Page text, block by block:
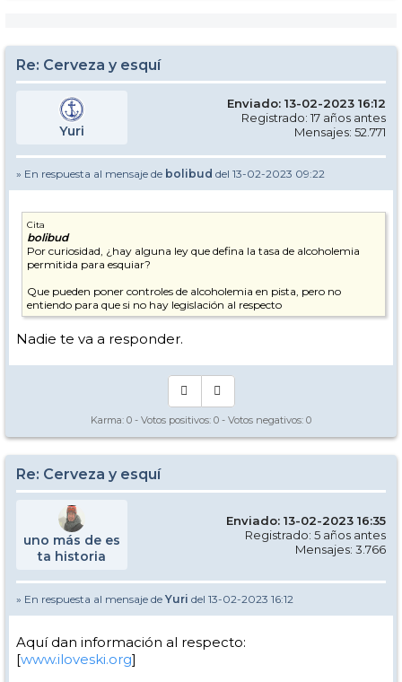
Re: Cerveza y esquí
Yuri
Enviado: 13-02-2023 16:12
Registrado: 17 años antes
Mensajes: 52.771
» En respuesta al mensaje de bolibud del 13-02-2023 09:22
Cita
bolibud
Por curiosidad, ¿hay alguna ley que defina la tasa de alcoholemia
permitida para esquiar?
Que pueden poner controles de alcoholemia en pista, pero no
entiendo para que si no hay legislación al respecto
Nadie te va a responder.
Karma: 0 - Votos positivos: 0 - Votos negativos: 0
Re: Cerveza y esquí
uno más de es
ta historia
Enviado: 13-02-2023 16:35
Registrado: 5 años antes
Mensajes: 3.766
» En respuesta al mensaje de Yuri del 13-02-2023 16:12
Aquí dan información al respecto:
[www.iloveski.org]